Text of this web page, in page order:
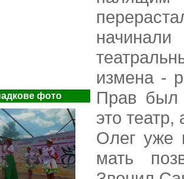
фото
измена -
Прав был
это
Олег уже
мать